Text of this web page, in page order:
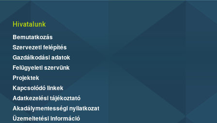
Hivatalunk
Bemutatkozás
Szervezeti felépítés
Gazdálkodási adatok
Felügyeleti szervünk
Projektek
Kapcsolódó linkek
Adatkezelési tájékoztató
Akadálymentességi nyilatkozat
Üzemeltetési információ